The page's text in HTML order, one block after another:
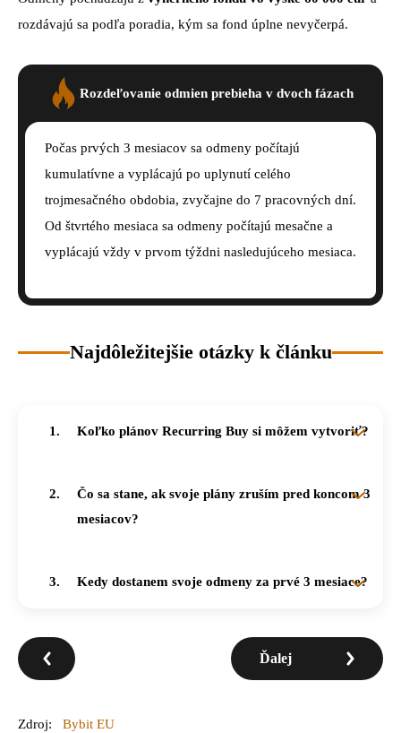
rozdávajú sa podľa poradia, kým sa fond úplne nevyčerpá.
Rozdeľovanie odmien prebieha v dvoch fázach
Počas prvých 3 mesiacov sa odmeny počítajú
kumulatívne a vyplácajú po uplynutí celého
trojmesačného obdobia, zvyčajne do 7 pracovných dní.
Od štvrtého mesiaca sa odmeny počítajú mesačne a
vyplácajú vždy v prvom týždni nasledujúceho mesiaca.
Najdôležitejšie otázky k článku
Koľko plánov Recurring Buy si môžem vytvoriť?
Čo sa stane, ak svoje plány zruším pred koncom 3
mesiacov?
Kedy dostanem svoje odmeny za prvé 3 mesiace?
Ďalej
Zdroj: Bybit EU